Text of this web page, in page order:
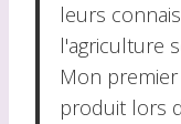
leurs
l'agriculture
Mon
produit lors